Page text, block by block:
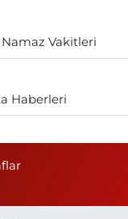
Vakitleri
Haberleri